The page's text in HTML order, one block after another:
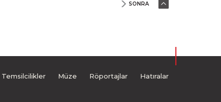
SONRA
Temsilcilikler Müze Röportajlar Hatıralar